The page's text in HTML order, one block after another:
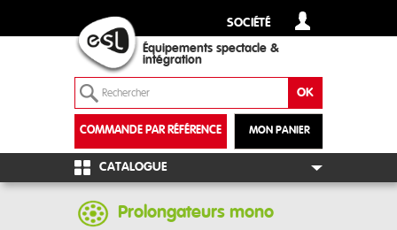
SOCIÉTÉ
Équipements spectacle &
intégration
MON PANIER
COMMANDE PAR RÉFÉRENCE
+
CATALOGUE
Prolongateurs mono